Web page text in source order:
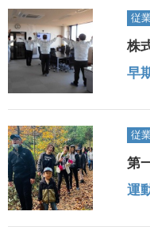
従
株
早
従
第
運